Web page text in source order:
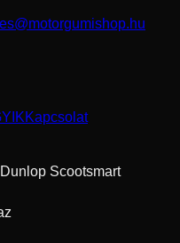
Kapcsolat
Dunlop Scootsmart